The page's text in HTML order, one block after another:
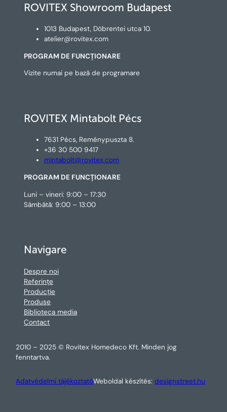
ROVITEX Showroom Budapest
1013 Budapest, Döbrentei utca 10.
atelier@rovitex.com
PROGRAM DE FUNCȚIONARE
Vizite numai pe bază de programare
ROVITEX Mintabolt Pécs
7631 Pécs, Reménypuszta 8.
+36 30 500 9417
mintabolt@rovitex.com
PROGRAM DE FUNCȚIONARE
Luni – vineri: 9:00 – 17:30
Sâmbătă: 9:00 – 13:00
Navigare
Despre noi
Referințe
Producție
Produse
Biblioteca media
Contact
2010 – 2025 © Rovitex Homedeco Kft. Minden jog
fenntartva.
Adatvédelmi tájékoztatóWeboldal készítés:designstreet.hu